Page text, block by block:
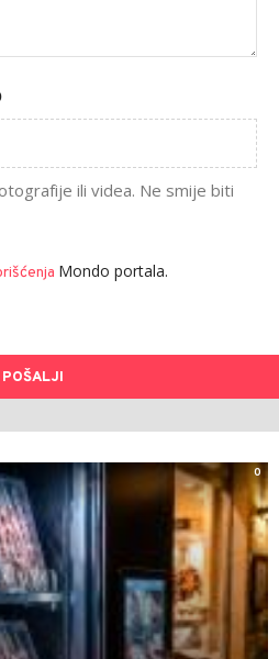
ili videa. Ne smije biti
Mondo portala.
POŠALJI
0